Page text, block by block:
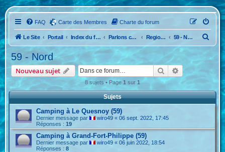
FAQ Carte des Membres Charte du forum
Le Site Portail Index du forum Parlons camping...La France Region Nord Est 59 - Nord
c
r
e
59 - Nord
Nouveau sujet RechercherRecherche
8 sujets • Page 1 sur 1
Sujets
Camping à Le Quesnoy (59)
Dernier message par wiro49 «06 sept. 2022, 17:45
Réponses :19
Camping à Grand-Fort-Philippe (59)
Dernier message par wiro49 «06 juin 2022, 18:54
Réponses :8